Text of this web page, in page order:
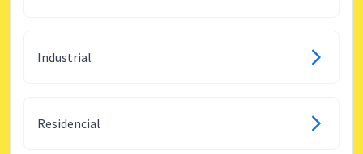
Industrial
Residencial